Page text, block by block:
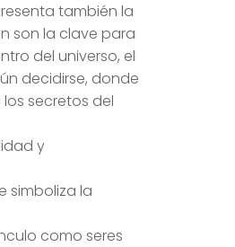
también la
son la clave para
del universo, el
decidirse, donde
secretos del
y
simboliza la
como seres